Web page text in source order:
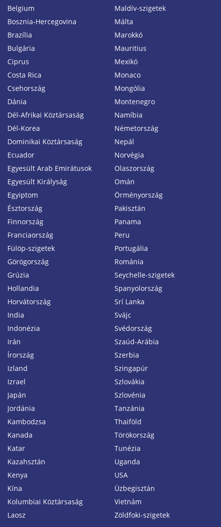
Belgium
Bosznia-Hercegovina
Brazília
Bulgária
Ciprus
Costa Rica
Csehország
Dánia
Dél-Afrikai Köztársaság
Dél-Korea
Dominikai Köztársaság
Ecuador
Egyesült Arab Emirátusok
Egyesült Királyság
Egyiptom
Észtország
Finnország
Franciaország
Fülöp-szigetek
Görögország
Grúzia
Hollandia
Horvátország
India
Indonézia
Irán
Írország
Izland
Izrael
Japán
Jordánia
Kambodzsa
Kanada
Katar
Kazahsztán
Kenya
Kína
Kolumbiai Köztársaság
Laosz
Maldív-szigetek
Málta
Marokkó
Mauritius
Mexikó
Monaco
Mongólia
Montenegro
Namíbia
Németország
Nepál
Norvégia
Olaszország
Omán
Örményország
Pakisztán
Panama
Peru
Portugália
Románia
Seychelle-szigetek
Spanyolország
Srí Lanka
Svájc
Svédország
Szaúd-Arábia
Szerbia
Szingapúr
Szlovákia
Szlovénia
Tanzánia
Thaiföld
Törökország
Tunézia
Uganda
USA
Üzbegisztán
Vietnám
Zöldfoki-szigetek